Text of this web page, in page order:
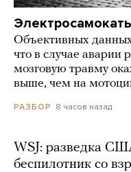
Объективных
что в случае аварии
мозговую травму
выше, чем на
РАЗБОР 8 часов назад
WSJ: разведка
беспилотник со